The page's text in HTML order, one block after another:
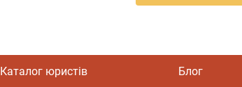
Каталог юристів Блог